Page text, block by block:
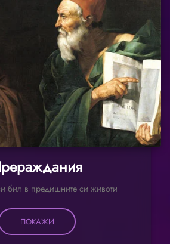
бил в предишните си животи
ПОКАЖИ